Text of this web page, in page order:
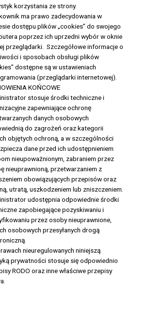
korzystania ze strony.
ma prawo zadecydowania w
dostępu plików „cookies” do swojego
poprzez ich uprzedni wybór w oknie
przeglądarki. Szczegółowe informacje o
i sposobach obsługi plików
dostępne są w ustawieniach
(przeglądarki internetowej).
KOŃCOWE
stosuje środki techniczne i
zapewniające ochronę
danych osobowych
do zagrożeń oraz kategorii
objętych ochroną, a w szczególności
dane przed ich udostępnieniem
nieupoważnionym, zabraniem przez
nieuprawnioną, przetwarzaniem z
obowiązujących przepisów oraz
utratą, uszkodzeniem lub zniszczeniem.
udostępnia odpowiednie środki
zapobiegające pozyskiwaniu i
przez osoby nieuprawnione,
osobowych przesyłanych drogą
nieuregulowanych niniejszą
prywatności stosuje się odpowiednio
RODO oraz inne właściwe przepisy